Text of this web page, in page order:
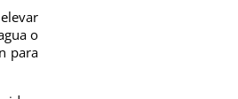
o
para